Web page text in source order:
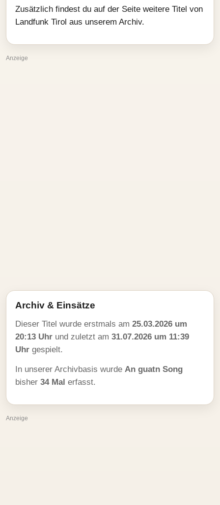
Zusätzlich findest du auf der Seite weitere Titel von
Landfunk Tirol aus unserem Archiv.
Anzeige
Archiv & Einsätze
Dieser Titel wurde erstmals am 25.03.2026 um
20:13 Uhr und zuletzt am 31.07.2026 um 11:39
Uhr gespielt.
In unserer Archivbasis wurde An guatn Song
bisher 34 Mal erfasst.
Anzeige